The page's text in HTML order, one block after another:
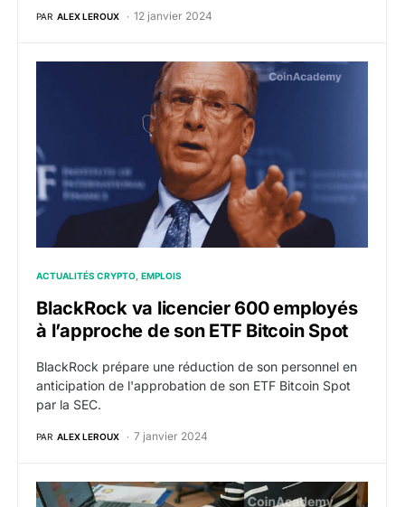
PAR ALEX LEROUX 12 janvier 2024
BlackRock va licencier 600 employés à l’approche
ACTUALITÉS CRYPTO EMPLOIS
BlackRock va licencier 600 employés
à l’approche de son ETF Bitcoin Spot
BlackRock prépare une réduction de son personnel en
anticipation de l'approbation de son ETF Bitcoin Spot
par la SEC.
PAR ALEX LEROUX 7 janvier 2024
Offres d’emploi web3 crypto de la semaine du 18